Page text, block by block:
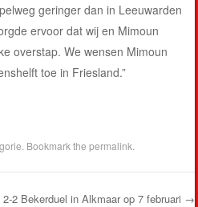
geringer dan in Leeuwarden
ervoor dat wij en Mimoun
overstap. We wensen Mimoun
toe in Friesland.”
. Bookmark thepermalink
2 Bekerduel in Alkmaar op 7 februari →